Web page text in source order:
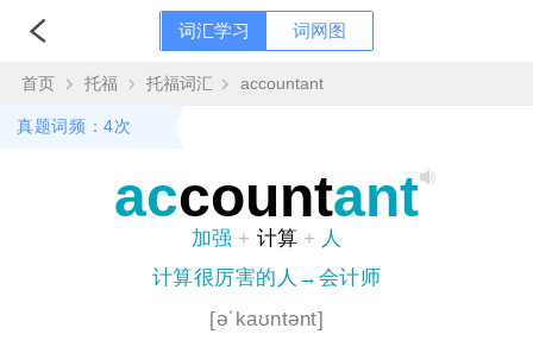
词汇学习 词网图
首页 托福 托福词汇 accountant
真题词频：4次
accountant
加强 + 计算 + 人
计算很厉害的人→会计师
[əˈkaʊntənt]